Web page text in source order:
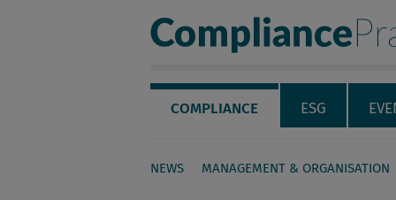
Compliance
Servicenavigation
Navigation
COMPLIANCE ESG
NEWS MANAGEMENT & ORGANISATION